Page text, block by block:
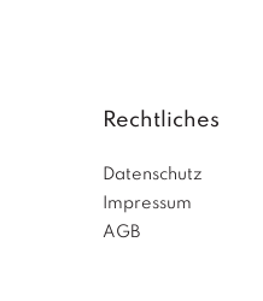
Rechtliches
Datenschutz
Impressum
AGB